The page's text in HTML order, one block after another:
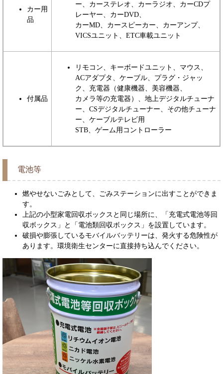
カー用
品
ー、カーステレオ、カーラジオ、カーCDプ
レーヤー、カーDVD、
カーMD、カースピーカー、カーアンプ、
VICSユニット、ETC車載ユニット
付属品
リモコン、キーボードユニット、マウス、
ACアダプタ、ケーブル、プラグ・ジャッ
ク、充電器（健康機器、美容機器、
カメラ等の充電器）、地上デジタルチューナ
ー、CSデジタルチューナー、その他チューナ
ー、ケーブルテレビ用
STB、ゲーム用コントローラー
電池等
燃やせないごみとして、ごみステーションに出すことができま
す。
上記の小型家電回収ボックスと同じ場所に、「充電式電池等回
収ボックス」と「電池類回収ボックス」を設置しています。
破損や膨張しているモバイルバッテリーは、発火する危険性が
あります。環境衛生センターに直接持ち込んでください。